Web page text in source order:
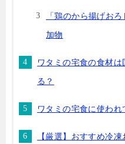
「鶏のから揚げお
加物
ワタミの宅食の食材
る？
ワタミの宅食に使わ
【厳選】おすすめ冷